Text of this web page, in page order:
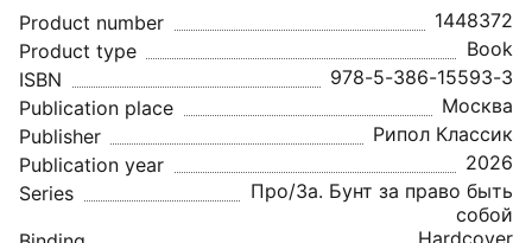
Product number
1448372
Product type
Book
ISBN
978-5-386-15593-3
Publication place
Москва
Publisher
Рипол Классик
Publication year
2026
Series
Про/За. Бунт за право быть
собой
Hardcover